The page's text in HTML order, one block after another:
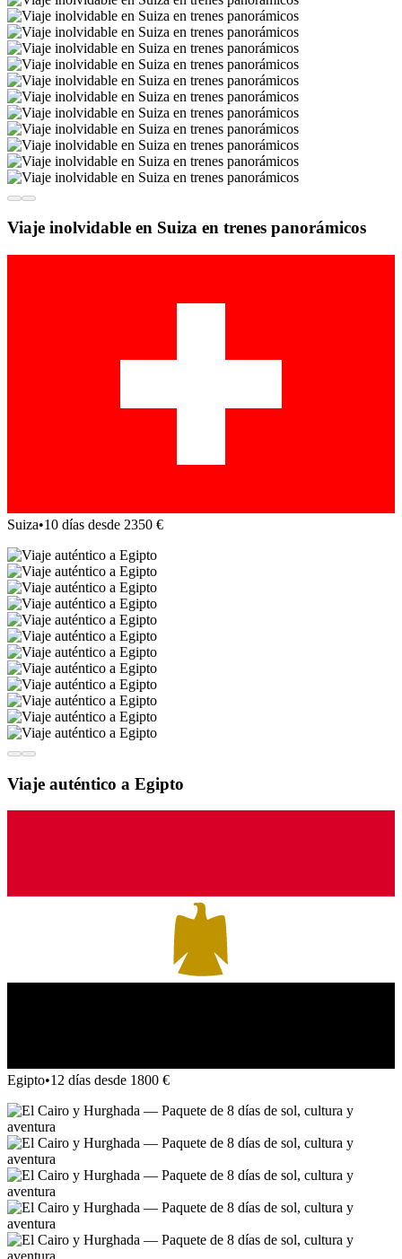
Viaje inolvidable en Suiza en trenes panorámicos
Suiza•10 días desde 2350 €
Viaje auténtico a Egipto
Egipto•12 días desde 1800 €